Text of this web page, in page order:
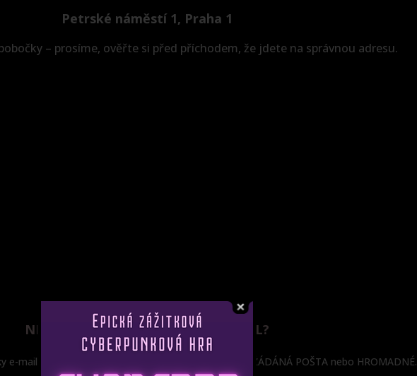
Petrské náměstí 1, Praha 1
– prosíme, ověřte si před příchodem, že jdete na správnou adresu.
NEPŘIŠEL VÁM POTVRZOVACÍ E-MAIL?
e-mail automaticky přesunou do složky SPAM, NEVYŽÁDÁNÁ POŠTA nebo HROMADNÉ.